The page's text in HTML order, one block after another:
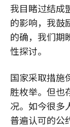
我目睹过结成
的影响，我鼓
的确，我们期
性探讨。
国家采取措施
胜枚举。但也
况。如今很多
普遍认可的公